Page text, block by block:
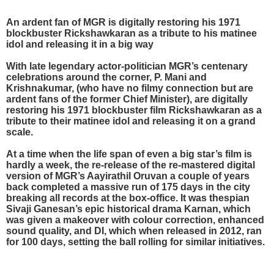
An ardent fan of MGR is digitally restoring his 1971
blockbuster Rickshawkaran as a tribute to his matinee
idol and releasing it in a big way
With late legendary actor-politician MGR’s centenary
celebrations around the corner, P. Mani and
Krishnakumar, (who have no filmy connection but are
ardent fans of the former Chief Minister), are digitally
restoring his 1971 blockbuster film Rickshawkaran as a
tribute to their matinee idol and releasing it on a grand
scale.
At a time when the life span of even a big star’s film is
hardly a week, the re-release of the re-mastered digital
version of MGR’s Aayirathil Oruvan a couple of years
back completed a massive run of 175 days in the city
breaking all records at the box-office. It was thespian
Sivaji Ganesan’s epic historical drama Karnan, which
was given a makeover with colour correction, enhanced
sound quality, and DI, which when released in 2012, ran
for 100 days, setting the ball rolling for similar initiatives.